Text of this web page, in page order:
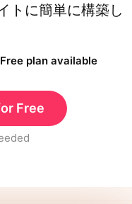
トに簡単に構築し
Free plan available
Free